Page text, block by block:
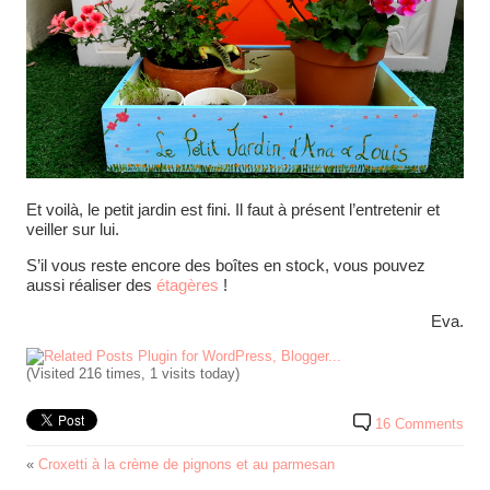
Et voilà, le petit jardin est fini. Il faut à présent l’entretenir et
veiller sur lui.
S’il vous reste encore des boîtes en stock, vous pouvez
aussi réaliser des étagères !
Eva.
(Visited 216 times, 1 visits today)
16 Comments
« Croxetti à la crème de pignons et au parmesan